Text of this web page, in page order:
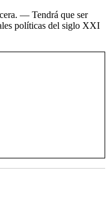
— Tendrá que ser
políticas del siglo XXI